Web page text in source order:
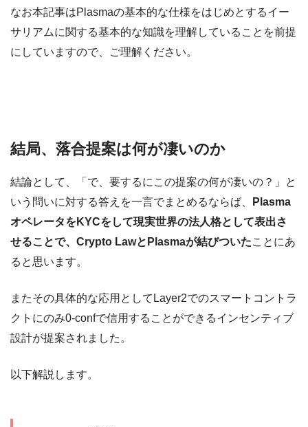
なお本記事はPlasmaの基本的な仕様をはじめとするイー
サリアムに関する基本的な知識を理解していることを前提
にしていますので、ご理解ください。
結局、落合提案は何が凄いのか
結論として、「で、要するにこの提案の何が凄いの？」と
いう問いに対する答えを一言でまとめるならば、
Plasma
オペレータをKYCをして現実世界の法人格として表出さ
せることで、Crypto LawとPlasmaが結びついたことにあ
ると思います。
またその具体的な応用としてLayer2でのスマートコントラ
クトにのみ0-confで信用することができるインセンティブ
設計が提案されました。
以下解説します。